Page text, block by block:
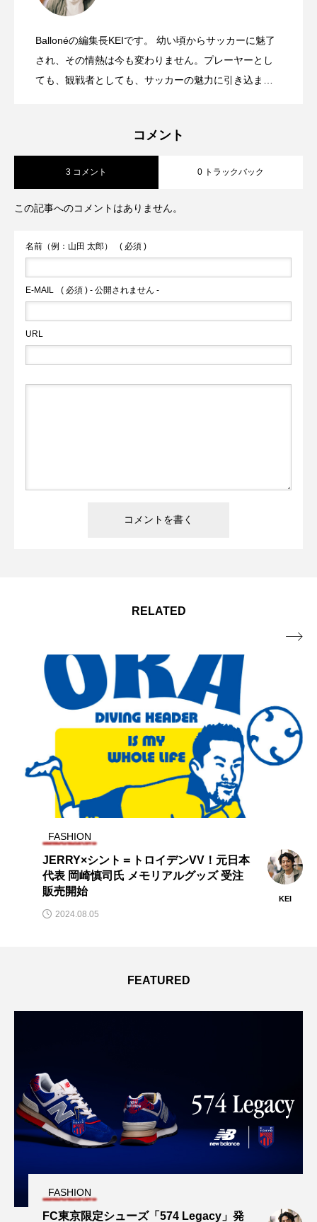
Ballonéの編集長KEIです。 幼い頃からサッカーに魅了
され、その情熱は今も変わりません。プレーヤーとし
ても、観戦者としても、サッカーの魅力に引き込まれ
す。ビジネスの場でも、カジュアルな場でも、さりげ
なくサッカー愛を表現できる方法があればいいな、
と。 そんな思いから生まれたのが、このBallonéです。
そんな思いを込めて、記事を書いています。 プレーす
る人も、観る人も、ただ好きな人も。サッカーへの愛
し方は人それぞれです。でも、みんなが共通して持っ
ていきたいんです。 Ballonéを通じて、サッカーの新し
2024.11.20
2024.10.03
（セブン）』が、10月7日に発売！
コメント
3 コメント 0 トラックバック
この記事へのコメントはありません。
名前（例：山田 太郎） ( 必須 )
E-MAIL ( 必須 ) - 公開されません -
URL
RELATED
FASHION
100周年を迎える「umbro」とストリー
トブランド「9090」のコラボアイテムが
3/15(金)より販売
KEI
2024.03.13

FEATURED
FASHION
FC東京限定シューズ「574 Legacy」発